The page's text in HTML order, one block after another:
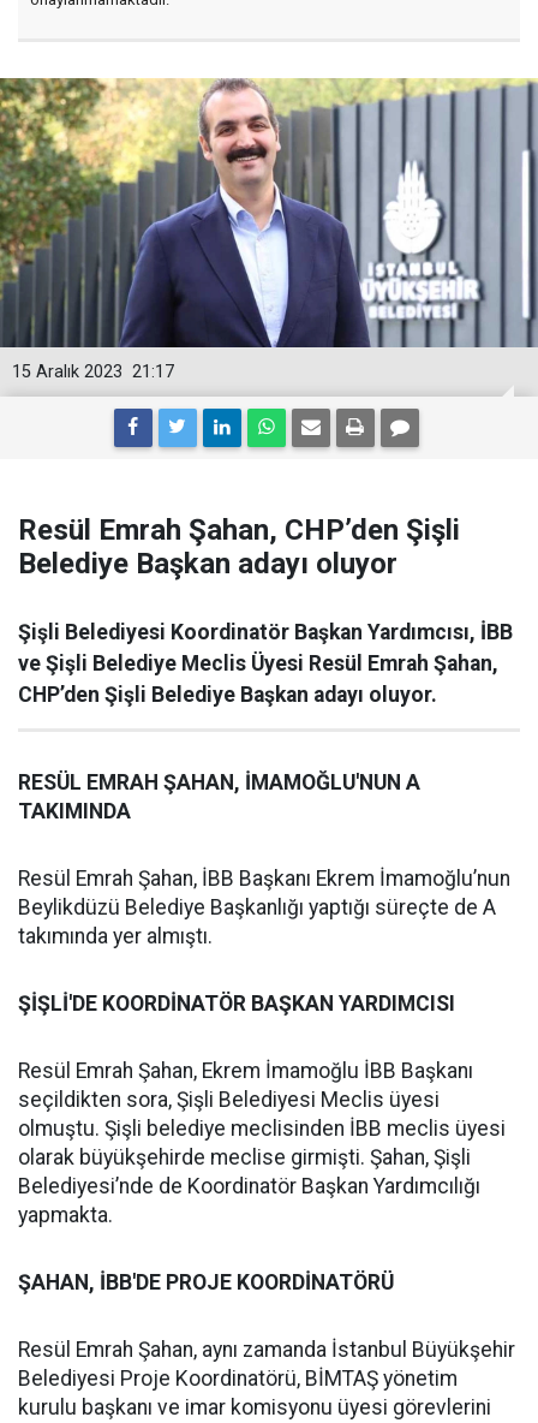
21:17
15 Aralık 2023
Resül Emrah Şahan, CHP’den Şişli
Belediye Başkan adayı oluyor
Şişli Belediyesi Koordinatör Başkan Yardımcısı, İBB
ve Şişli Belediye Meclis Üyesi Resül Emrah Şahan,
CHP’den Şişli Belediye Başkan adayı oluyor.
RESÜL EMRAH ŞAHAN, İMAMOĞLU'NUN A
TAKIMINDA
Resül Emrah Şahan, İBB Başkanı Ekrem İmamoğlu’nun
Beylikdüzü Belediye Başkanlığı yaptığı süreçte de A
takımında yer almıştı.
ŞİŞLİ'DE KOORDİNATÖR BAŞKAN YARDIMCISI
Resül Emrah Şahan, Ekrem İmamoğlu İBB Başkanı
seçildikten sora, Şişli Belediyesi Meclis üyesi
olmuştu. Şişli belediye meclisinden İBB meclis üyesi
olarak büyükşehirde meclise girmişti. Şahan, Şişli
Belediyesi’nde de Koordinatör Başkan Yardımcılığı
yapmakta.
ŞAHAN, İBB'DE PROJE KOORDİNATÖRÜ
Resül Emrah Şahan, aynı zamanda İstanbul Büyükşehir
Belediyesi Proje Koordinatörü, BİMTAŞ yönetim
kurulu başkanı ve imar komisyonu üyesi görevlerini